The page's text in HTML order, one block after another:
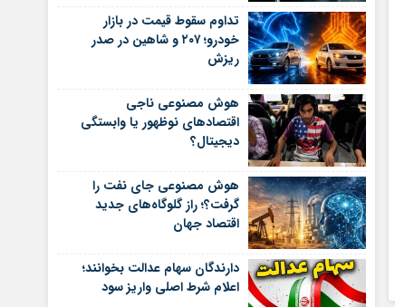
تداوم سقوط قیمت در بازار
خودرو؛ ۲۰۷ و شاهین در صدر
ریزش
هوش مصنوعی ناجی
اقتصادهای نوظهور یا وابستگی
دیجیتال؟
هوش مصنوعی جای نفت را
گرفت؟؛ راز گلوگاه‌های جدید
اقتصاد جهان
دارندگان سهام عدالت بخوانند؛
اعلام شرط اصلی واریز سود